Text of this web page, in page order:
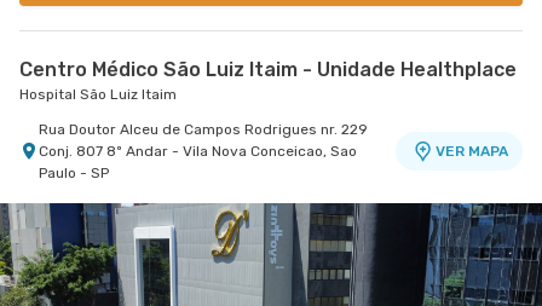
Centro Médico São Luiz Itaim - Unidade Healthplace
Hospital São Luiz Itaim
Rua Doutor Alceu de Campos Rodrigues nr. 229
Conj. 807 8º Andar - Vila Nova Conceicao, Sao
Paulo - SP
VER MAPA